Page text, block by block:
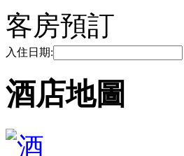
客房預訂
入住日期:
酒店地圖